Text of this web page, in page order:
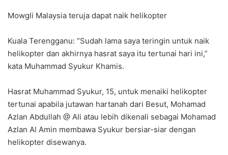
Mowgli Malaysia teruja dapat naik helikopter
Kuala Terengganu: “Sudah lama saya teringin untuk naik
helikopter dan akhirnya hasrat saya itu tertunai hari ini,”
kata Muhammad Syukur Khamis.
Hasrat Muhammad Syukur, 15, untuk menaiki helikopter
tertunai apabila jutawan hartanah dari Besut, Mohamad
Azlan Abdullah @ Ali atau lebih dikenali sebagai Mohamad
Azlan Al Amin membawa Syukur bersiar-siar dengan
helikopter disewanya.